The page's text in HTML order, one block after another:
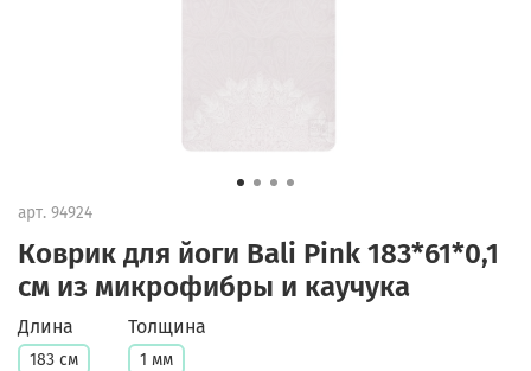
арт. 94924
Коврик для йоги Bali Pink 183*61*0,1
см из микрофибры и каучука
Длина
183 см
Толщина
1 мм